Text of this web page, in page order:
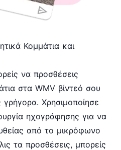
Κομμάτια και
να προσθέσεις
στα WMV βίντεό σου
Χρησιμοποίησε
ηχογράφησης για να
από το μικρόφωνο
τα προσθέσεις, μπορείς